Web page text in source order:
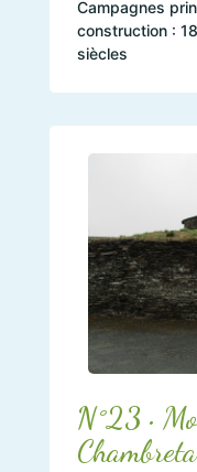
Campagnes
construction :
siècles
N°23 •